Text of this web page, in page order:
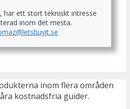
har ett stort tekniskt intresse
inom det mesta.
inom flera områden
kostnadsfria guider.